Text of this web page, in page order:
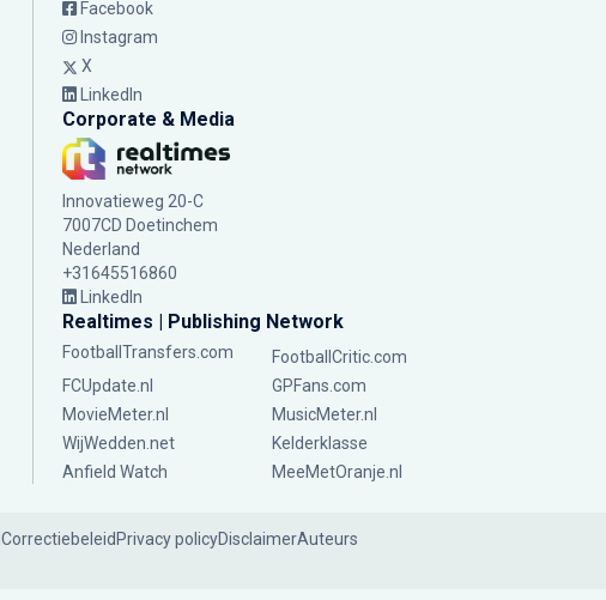
Facebook
Instagram
X
LinkedIn
Corporate & Media
Innovatieweg 20-C
7007CD Doetinchem
Nederland
+31645516860
LinkedIn
Realtimes | Publishing Network
FootballTransfers.com
FootballCritic.com
FCUpdate.nl
GPFans.com
MovieMeter.nl
MusicMeter.nl
WijWedden.net
Kelderklasse
Anfield Watch
MeeMetOranje.nl
Correctiebeleid Privacy policyDisclaimerAuteurs